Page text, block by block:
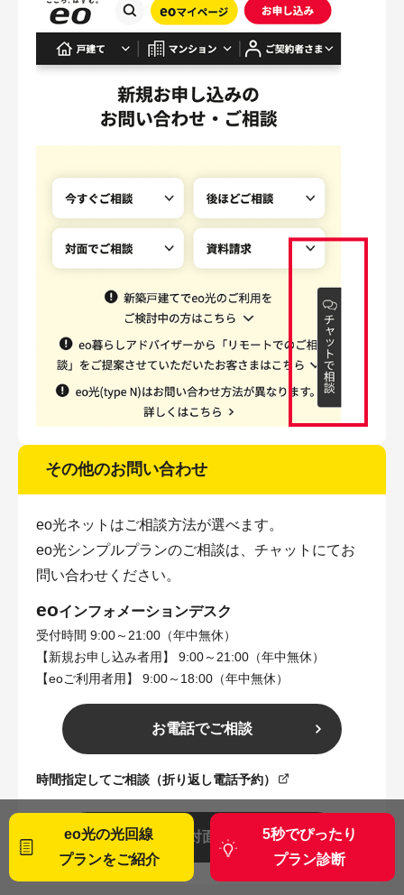
その他のお問い合わせ
eo光ネットはご相談方法が選べます。
eo光シンプルプランのご相談は、チャットにてお
問い合わせください。
eoインフォメーションデスク
受付時間 9:00～21:00（年中無休）
【新規お申し込み者用】 9:00～21:00（年中無休）
【eoご利用者用】 9:00～18:00（年中無休）
お電話でご相談
時間指定してご相談（折り返し電話予約）
メール・対面でご相談
eo光の光回線
プランをご紹介
5秒でぴったり
プラン診断